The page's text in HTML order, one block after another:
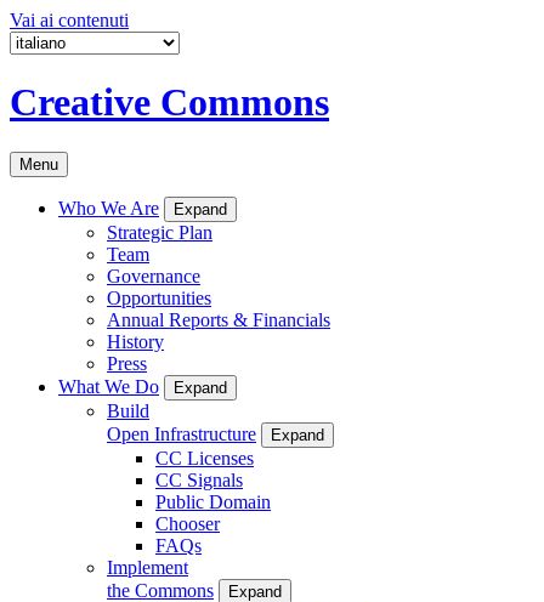
Vai ai contenuti
Creative Commons
Menu
Who We Are Expand
Strategic Plan
Team
Governance
Opportunities
Annual Reports & Financials
History
Press
What We Do
Expand
Build
Open Infrastructure
Expand
CC Licenses
CC Signals
Public Domain
Chooser
FAQs
Implement
the Commons
Expand